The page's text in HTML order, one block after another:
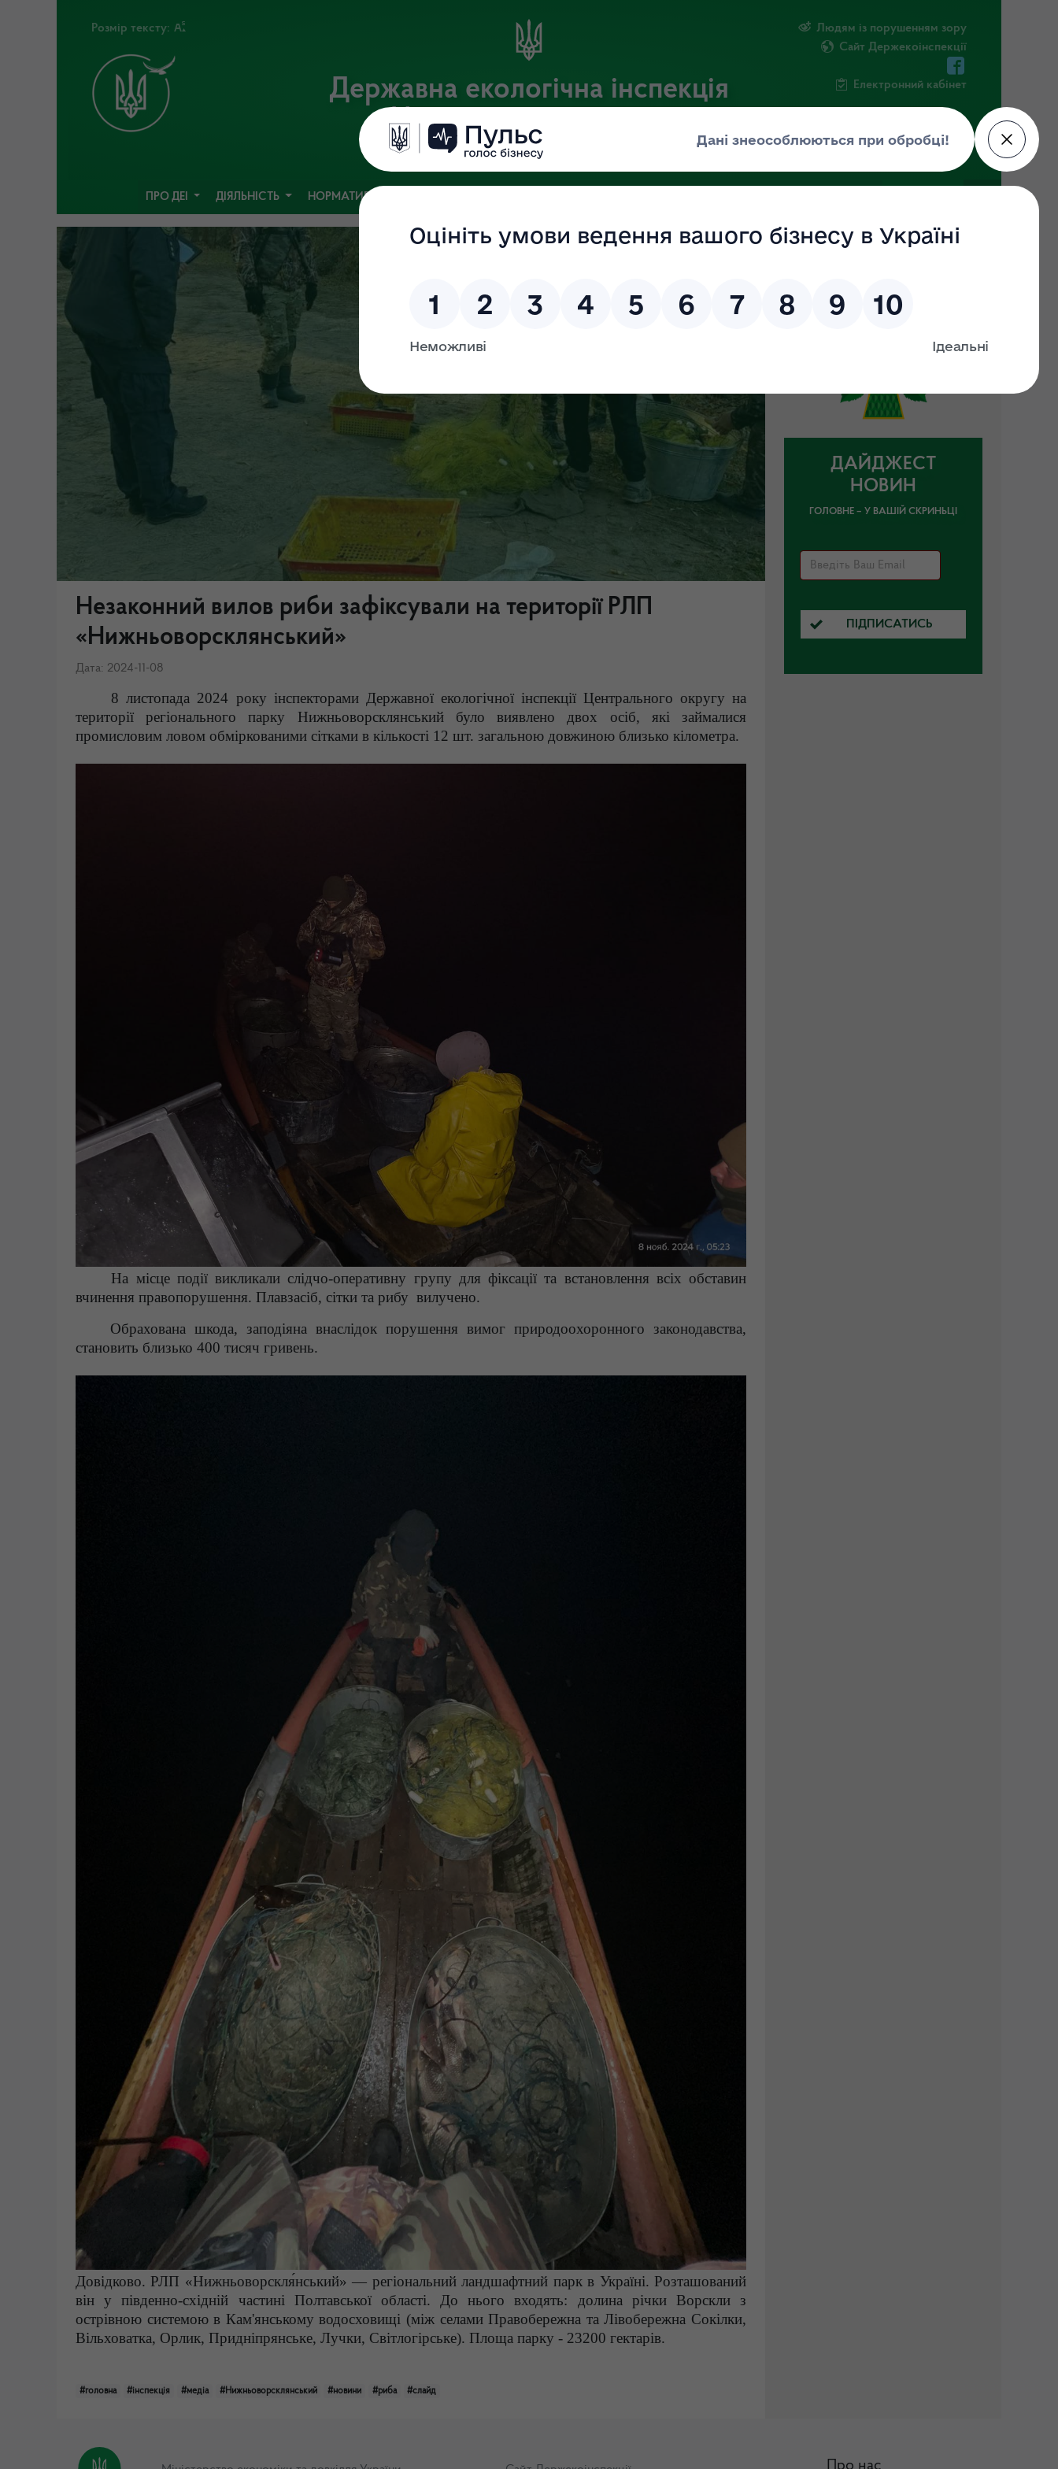
Розмір тексту:
Державна екологічна інспекція
Центрального округу
Офіційний веб-портал
Людям із порушенням зору
Сайт Держекоінспекції
Електронний кабінет
ПРО ДЕІ ДІЯЛЬНІСТЬ НОРМАТИВНА БАЗА
Незаконний вилов риби зафіксували на території РЛП
«Нижньоворсклянський»
Дата: 2024-11-08
8 листопада 2024 року інспекторами Державної екологічної інспекції Центрального округу на
території регіонального парку Нижньоворсклянський було виявлено двох осіб, які займалися
промисловим ловом обміркованими сітками в кількості 12 шт. загальною довжиною близько кілометра.
На місце події викликали слідчо-оперативну групу для фіксації та встановлення всіх обставин
вчинення правопорушення. Плавзасіб, сітки та рибу вилучено.
Обрахована шкода, заподіяна внаслідок порушення вимог природоохоронного законодавства,
становить близько 400 тисяч гривень.
Довідково. РЛП «Нижньоворскля́нський» — регіональний ландшафтний парк в Україні. Розташований
він у південно-східній частині Полтавської області. До нього входять: долина річки Ворскли з
острівною системою в Кам'янському водосховищі (між селами Правобережна та Лівобережна Сокілки,
Вільховатка, Орлик, Придніпрянське, Лучки, Світлогірське). Площа парку - 23200 гектарів.
#головна #інспекція #медіа #Нижньоворсклянський #новини #риба #слайд
ДАЙДЖЕСТ
НОВИН
ГОЛОВНЕ – У ВАШІЙ СКРИНЬЦІ
ПІДПИСАТИСЬ